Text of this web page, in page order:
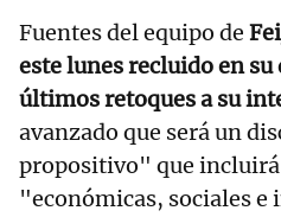
Fuentes del equipo de
este lunes recluido en su
últimos retoques a su
avanzado que será un
propositivo" que
"económicas, sociales